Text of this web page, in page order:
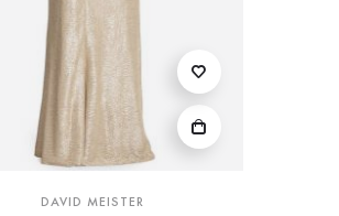
DAVID MEISTER